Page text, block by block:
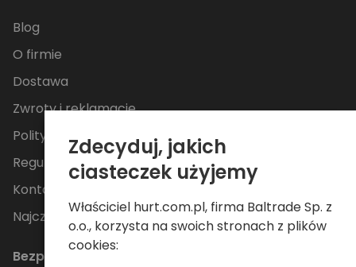
Blog
O firmie
Dostawa
Zwroty i reklamacje
Polityka Prywatności
Regulamin
Kontakt
Najczęściej zadawane pytania
Bezpieczne płatności
Zdecyduj, jakich
ciasteczek użyjemy
Właściciel hurt.com.pl, firma Baltrade Sp. z
o.o., korzysta na swoich stronach z plików
cookies: